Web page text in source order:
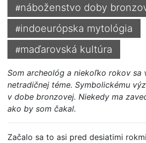
#náboženstvo doby
#indoeurópska mytológia
#maďarovská kultúra
Som archeológ a niekoľko rokov sa
netradičnej téme. Symbolickému
v dobe bronzovej. Niekedy ma
ako by som čakal.
Začalo sa to asi pred desiatimi